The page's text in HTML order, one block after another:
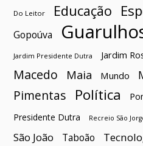
Do Leitor Educação
Gopoúva
Jardim Presidente Dutra Jardim
Macedo
Maia Mundo
Pimentas Política
Presidente Dutra Recreio São
São João Taboão